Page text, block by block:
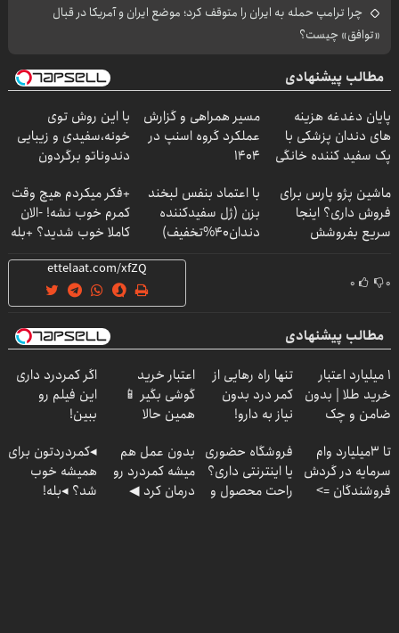
چرا ترامپ حمله به ایران را متوقف کرد؛ موضع ایران و آمریکا در قبال
«توافق» چیست؟
مطالب پیشنهادی
پایان دغدغه هزینه
های دندان پزشکی با
پک سفید کننده خانگی
مسیر همراهی و گزارش
عملکرد گروه اسنپ در
۱۴۰۴
با این روش توی
خونه،سفیدی و زیبایی
دندوناتو برگردون
ماشین پژو پارس برای
فروش داری؟ اینجا
سریع بفروشش
با اعتماد بنفس لبخند
بزن (ژل سفیدکننده
دندان40%تخفیف)
+فکر میکردم هیچ وقت
کمرم خوب نشه! -الان
کاملا خوب شدید؟ +بله
۰ ۰
مطالب پیشنهادی
۱ میلیارد اعتبار
خرید طلا | بدون
ضامن و چک
تنها راه رهایی از
کمر درد بدون
نیاز به دارو!
کن)
اعتبار خرید
گوشی بگیر 📱
همین حالا
بده 🎯
اگر کمردرد داری
این فیلم رو
ببین!
پر کن◖
تا 3میلیارد وام
سرمایه در گردش
فروشندگان =>
فروشگاه حضوری
یا اینترنتی داری؟
راحت محصول و
بدون عمل هم
میشه کمردرد رو
درمان کرد ◀
◂کمردردتون برای
همیشه خوب
شد؟ ◂بله!